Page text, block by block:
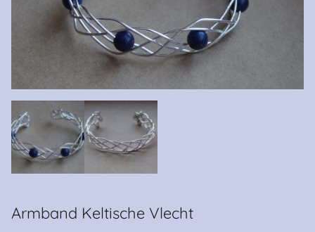
Armband Keltische Vlecht